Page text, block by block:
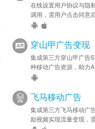
在线设置用户协议与隐
调用，需用户点击同意
穿山甲广告变现
集成第三方穿山甲广告
种移动广告资源，助力
飞马移动广告
集成第三方飞马移动广
励视频实现流量变现，